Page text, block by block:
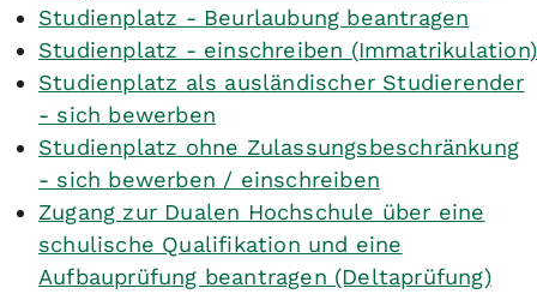
Studienplatz - Beurlaubung beantragen
Studienplatz - einschreiben (Immatrikulation)
Studienplatz als ausländischer Studierender
- sich bewerben
Studienplatz ohne Zulassungsbeschränkung
- sich bewerben / einschreiben
Zugang zur Dualen Hochschule über eine
schulische Qualifikation und eine
Aufbauprüfung beantragen (Deltaprüfung)